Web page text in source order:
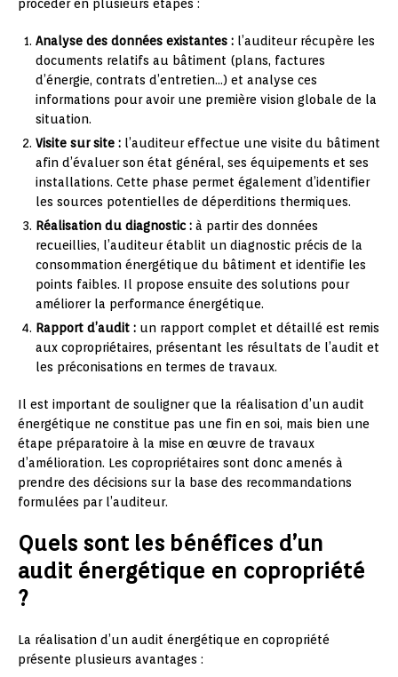
procéder en plusieurs étapes :
Analyse des données existantes : l’auditeur récupère les
documents relatifs au bâtiment (plans, factures
d’énergie, contrats d’entretien…) et analyse ces
informations pour avoir une première vision globale de la
situation.
Visite sur site : l’auditeur effectue une visite du bâtiment
afin d’évaluer son état général, ses équipements et ses
installations. Cette phase permet également d’identifier
les sources potentielles de déperditions thermiques.
Réalisation du diagnostic : à partir des données
recueillies, l’auditeur établit un diagnostic précis de la
consommation énergétique du bâtiment et identifie les
points faibles. Il propose ensuite des solutions pour
améliorer la performance énergétique.
Rapport d’audit : un rapport complet et détaillé est remis
aux copropriétaires, présentant les résultats de l’audit et
les préconisations en termes de travaux.
Il est important de souligner que la réalisation d’un audit
énergétique ne constitue pas une fin en soi, mais bien une
étape préparatoire à la mise en œuvre de travaux
d’amélioration. Les copropriétaires sont donc amenés à
prendre des décisions sur la base des recommandations
formulées par l’auditeur.
Quels sont les bénéfices d’un
audit énergétique en copropriété
?
La réalisation d’un audit énergétique en copropriété
présente plusieurs avantages :